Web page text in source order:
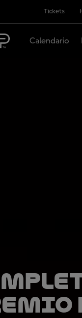
Tickets
Calendario